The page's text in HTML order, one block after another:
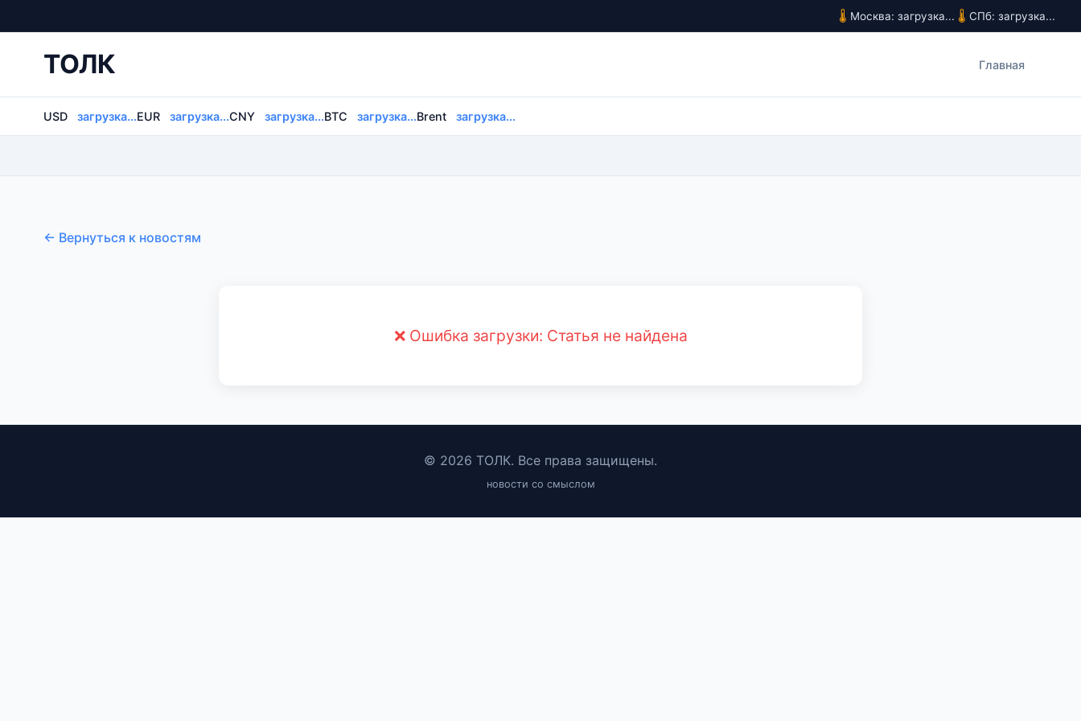
Москва: загрузка... СПб: загрузка...
ТОЛК Главная
USD загрузка...EUR загрузка...CNY загрузка...BTC загрузка...Brent загрузка...
← Вернуться к новостям
❌ Ошибка загрузки: Статья не найдена
© 2026 ТОЛК. Все права защищены.
новости со смыслом